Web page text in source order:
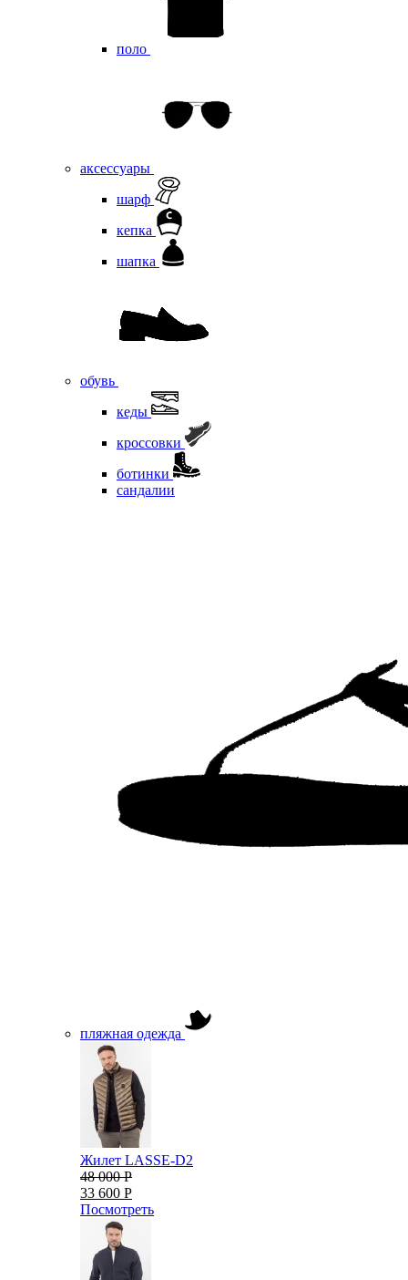
поло
аксессуары
шарф
кепка
шапка
обувь
кеды
кроссовки
ботинки
сандалии
пляжная одежда
Жилет LASSE-D2
48 000 Р
33 600 Р
Посмотреть